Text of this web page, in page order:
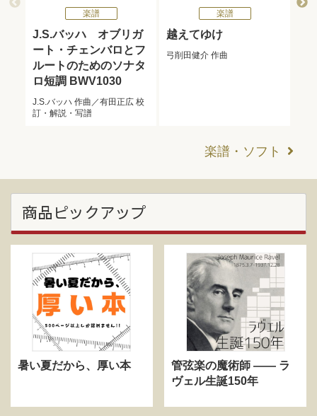
楽譜
J.S.バッハ オブリガ
ート・チェンバロとフ
ルートのためのソナタ
ロ短調 BWV1030
J.S.バッハ作曲／有田正広校
訂・解説・写譜
楽譜
越えてゆけ
弓削田健介作曲
楽譜・ソフト
商品ピックアップ
暑い夏だから、厚い本
管弦楽の魔術師 —— ラ
ヴェル生誕150年